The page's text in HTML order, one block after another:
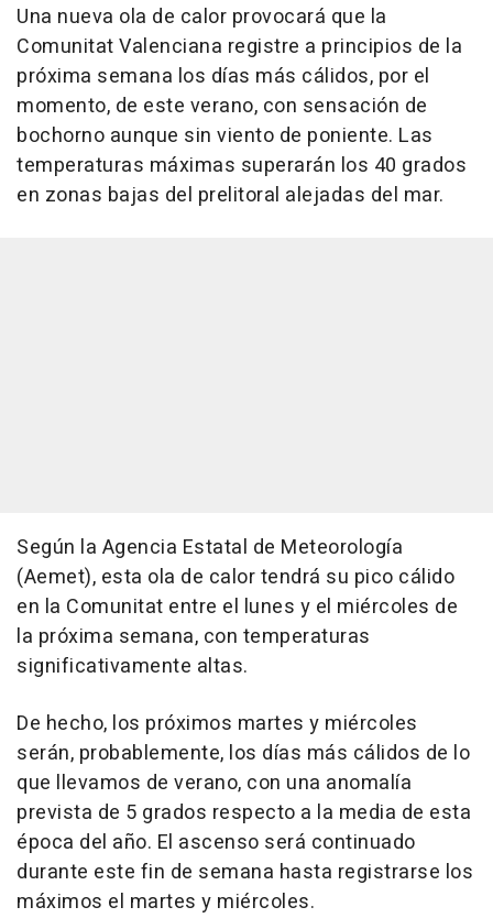
Una nueva ola de calor provocará que la
Comunitat Valenciana registre a principios de la
próxima semana los días más cálidos, por el
momento, de este verano, con sensación de
bochorno aunque sin viento de poniente. Las
temperaturas máximas superarán los 40 grados
en zonas bajas del prelitoral alejadas del mar.
Según la Agencia Estatal de Meteorología
(Aemet), esta ola de calor tendrá su pico cálido
en la Comunitat entre el lunes y el miércoles de
la próxima semana, con temperaturas
significativamente altas.
De hecho, los próximos martes y miércoles
serán, probablemente, los días más cálidos de lo
que llevamos de verano, con una anomalía
prevista de 5 grados respecto a la media de esta
época del año. El ascenso será continuado
durante este fin de semana hasta registrarse los
máximos el martes y miércoles.